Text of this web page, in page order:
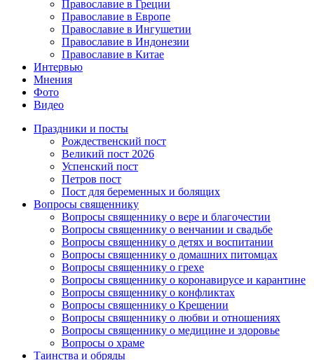
Православие в Греции
Православие в Европе
Православие в Ингушетии
Православие в Индонезии
Православие в Китае
Интервью
Мнения
Фото
Видео
Праздники и посты
Рождественский пост
Великий пост 2026
Успенский пост
Петров пост
Пост для беременных и болящих
Вопросы священнику
Вопросы священнику о вере и благочестии
Вопросы священнику о венчании и свадьбе
Вопросы священнику о детях и воспитании
Вопросы священнику о домашних питомцах
Вопросы священнику о грехе
Вопросы священнику о коронавирусе и карантине
Вопросы священнику о конфликтах
Вопросы священнику о Крещении
Вопросы священнику о любви и отношениях
Вопросы священнику о медицине и здоровье
Вопросы о храме
Таинства и обряды